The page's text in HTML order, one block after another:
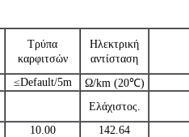
Τρύπα
καρφιτσών
Ηλεκτρική
αντίσταση
≤Default/5m
Ω/km (20℃)
Ελάχιστος.
10.00 142.64